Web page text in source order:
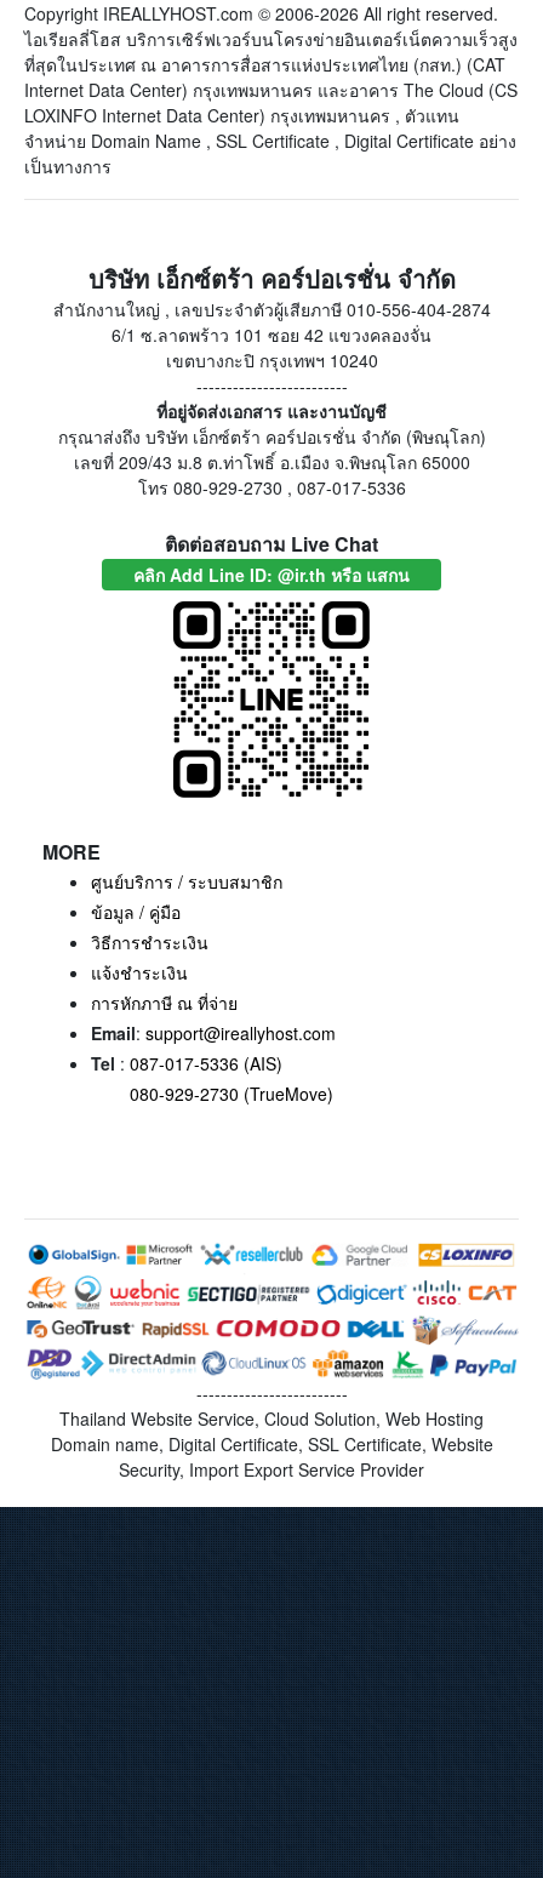
Copyright IREALLYHOST.com © 2006-2026 All right reserved.
ไอเรียลลี่โฮส บริการเซิร์ฟเวอร์บนโครงข่ายอินเตอร์เน็ตความเร็วสูง
ที่สุดในประเทศ ณ อาคารการสื่อสารแห่งประเทศไทย (กสท.) (CAT
Internet Data Center) กรุงเทพมหานคร และอาคาร The Cloud (CS
LOXINFO Internet Data Center) กรุงเทพมหานคร , ตัวแทน
จำหน่าย Domain Name , SSL Certificate , Digital Certificate อย่าง
เป็นทางการ
บริษัท เอ็กซ์ตร้า คอร์ปอเรชั่น จำกัด
สำนักงานใหญ่ , เลขประจำตัวผู้เสียภาษี 010-556-404-2874
6/1 ซ.ลาดพร้าว 101 ซอย 42 แขวงคลองจั่น
เขตบางกะปิ กรุงเทพฯ 10240
-------------------------
ที่อยู่จัดส่งเอกสาร และงานบัญชี
กรุณาส่งถึง บริษัท เอ็กซ์ตร้า คอร์ปอเรชั่น จำกัด (พิษณุโลก)
เลขที่ 209/43 ม.8 ต.ท่าโพธิ์ อ.เมือง จ.พิษณุโลก 65000
โทร 080-929-2730 , 087-017-5336
ติดต่อสอบถาม Live Chat
คลิก Add Line ID: @ir.th หรือ แสกน
MORE
ศูนย์บริการ / ระบบสมาชิก
ข้อมูล / คู่มือ
วิธีการชำระเงิน
แจ้งชำระเงิน
การหักภาษี ณ ที่จ่าย
Email: support@ireallyhost.com
Tel : 087-017-5336 (AIS)
080-929-2730 (TrueMove)
-------------------------
Thailand Website Service, Cloud Solution, Web Hosting
Domain name, Digital Certificate, SSL Certificate, Website
Security, Import Export Service Provider